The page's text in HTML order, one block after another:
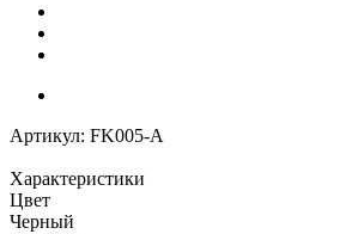
Артикул: FK005-A
Характеристики
Цвет
Черный